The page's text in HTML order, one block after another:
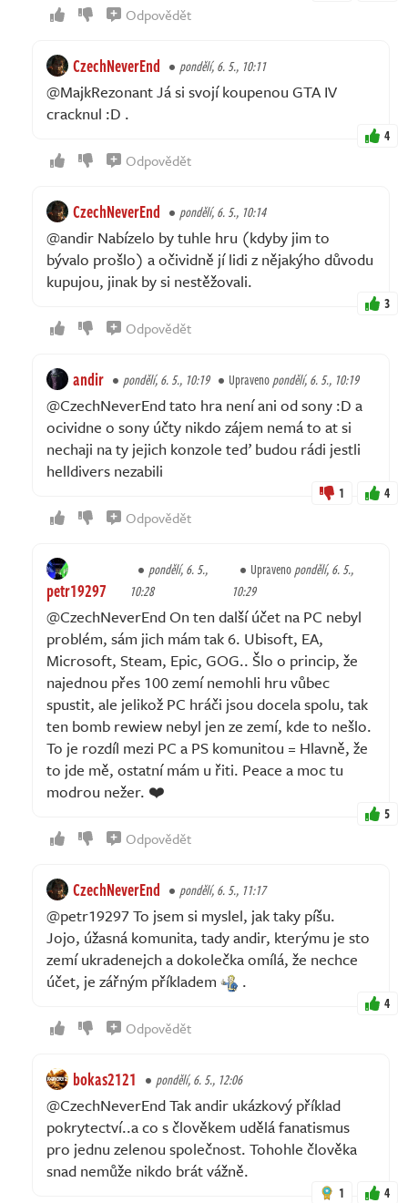
Odpovědět
CzechNeverEnd pondělí, 6. 5., 10:11
@MajkRezonant Já si svojí koupenou GTA IV
cracknul :D .
4
Odpovědět
CzechNeverEnd pondělí, 6. 5., 10:14
@andir Nabízelo by tuhle hru (kdyby jim to
bývalo prošlo) a očividně jí lidi z nějakýho důvodu
kupujou, jinak by si nestěžovali.
3
Odpovědět
andir pondělí, 6. 5., 10:19 Upravenopondělí, 6. 5., 10:19
@CzechNeverEnd tato hra není ani od sony :D a
ocividne o sony účty nikdo zájem nemá to at si
nechaji na ty jejich konzole teď budou rádi jestli
helldivers nezabili
1 4
Odpovědět
petr19297
pondělí, 6. 5.,
10:28
Upravenopondělí, 6. 5.,
10:29
@CzechNeverEnd On ten další účet na PC nebyl
problém, sám jich mám tak 6. Ubisoft, EA,
Microsoft, Steam, Epic, GOG.. Šlo o princip, že
najednou přes 100 zemí nemohli hru vůbec
spustit, ale jelikož PC hráči jsou docela spolu, tak
ten bomb rewiew nebyl jen ze zemí, kde to nešlo.
To je rozdíl mezi PC a PS komunitou = Hlavně, že
to jde mě, ostatní mám u řiti. Peace a moc tu
modrou nežer. ❤️
5
Odpovědět
CzechNeverEnd pondělí, 6. 5., 11:17
@petr19297 To jsem si myslel, jak taky píšu.
Jojo, úžasná komunita, tady andir, kterýmu je sto
zemí ukradenejch a dokolečka omílá, že nechce
účet, je zářným příkladem
.
4
Odpovědět
bokas2121 pondělí, 6. 5., 12:06
@CzechNeverEnd Tak andir ukázkový příklad
pokrytectví..a co s člověkem udělá fanatismus
pro jednu zelenou společnost. Tohohle člověka
snad nemůže nikdo brát vážně.
1 4